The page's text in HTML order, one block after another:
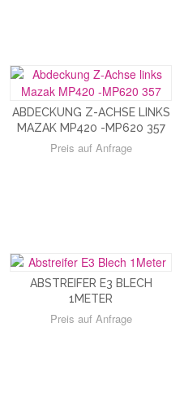
ABDECKUNG Z-ACHSE LINKS
MAZAK MP420 -MP620 357
Preis auf Anfrage
ABSTREIFER E3 BLECH
1METER
Preis auf Anfrage